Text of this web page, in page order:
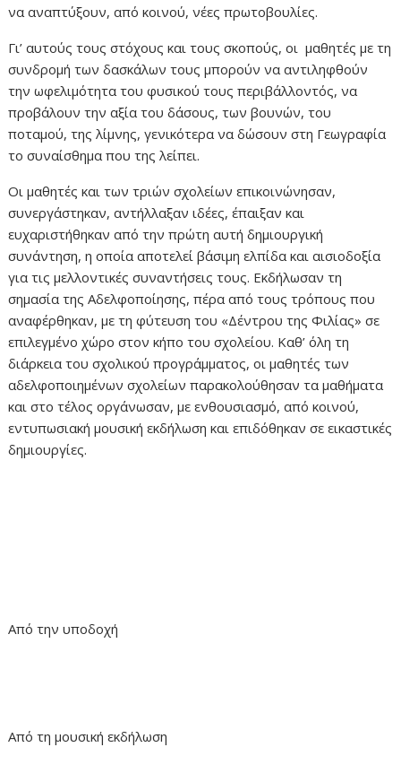
να αναπτύξουν, από κοινού, νέες πρωτοβουλίες.
Γι’ αυτούς τους στόχους και τους σκοπούς, οι μαθητές με τη
συνδρομή των δασκάλων τους μπορούν να αντιληφθούν
την ωφελιμότητα του φυσικού τους περιβάλλοντός, να
προβάλουν την αξία του δάσους, των βουνών, του
ποταμού, της λίμνης, γενικότερα να δώσουν στη Γεωγραφία
το συναίσθημα που της λείπει.
Οι μαθητές και των τριών σχολείων επικοινώνησαν,
συνεργάστηκαν, αντήλλαξαν ιδέες, έπαιξαν και
ευχαριστήθηκαν από την πρώτη αυτή δημιουργική
συνάντηση, η οποία αποτελεί βάσιμη ελπίδα και αισιοδοξία
για τις μελλοντικές συναντήσεις τους. Εκδήλωσαν τη
σημασία της Αδελφοποίησης, πέρα από τους τρόπους που
αναφέρθηκαν, με τη φύτευση του «Δέντρου της Φιλίας» σε
επιλεγμένο χώρο στον κήπο του σχολείου. Καθ’ όλη τη
διάρκεια του σχολικού προγράμματος, οι μαθητές των
αδελφοποιημένων σχολείων παρακολούθησαν τα μαθήματα
και στο τέλος οργάνωσαν, με ενθουσιασμό, από κοινού,
εντυπωσιακή μουσική εκδήλωση και επιδόθηκαν σε εικαστικές
δημιουργίες.
Από την υποδοχή
Από τη μουσική εκδήλωση